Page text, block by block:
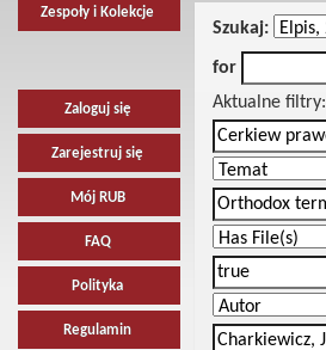
Zespoły i Kolekcje
Zaloguj się
Zarejestruj się
Mój RUB
FAQ
Polityka
Regulamin
Szukaj:
for
Aktualne filtry: